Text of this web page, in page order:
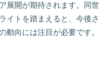
展開が期待されます。同世
イトを踏まえると、今後さ
動向には注目が必要です。